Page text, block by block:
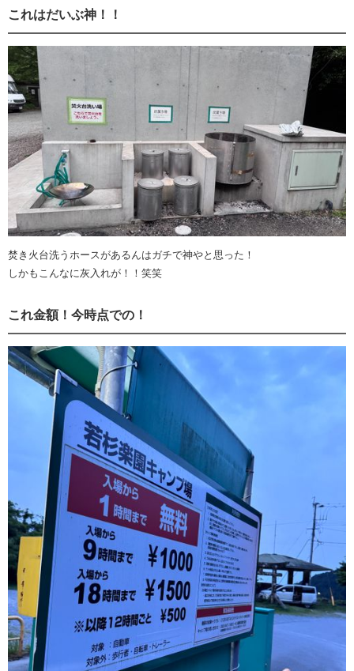
これはだいぶ神！！
焚き火台洗うホースがあるんはガチで神やと思った！
しかもこんなに灰入れが！！笑笑
これ金額！今時点での！